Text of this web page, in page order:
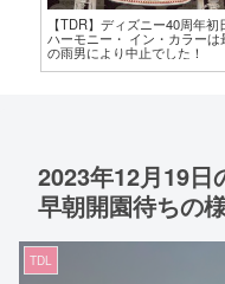
【TDR】ディズニー40周年初
ハーモニー・ イン・カラーは
の雨男により中止でした！
2023年12月19日
早朝開園待ちの
TDL